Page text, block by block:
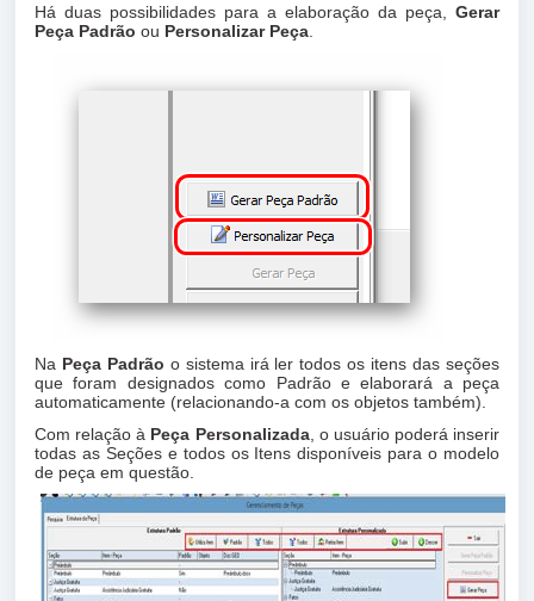
Há duas possibilidades para a elaboração da peça, Gerar
Peça Padrão ou Personalizar Peça
Na Peça Padrão o sistema irá ler todos os itens das seções
que foram designados como Padrão e elaborará a peça
automaticamente (relacionando-a com os objetos também).
Com relação à Peça Personalizada, o usuário poderá inserir
todas as Seções e todos os Itens disponíveis para o modelo
de peça em questão.